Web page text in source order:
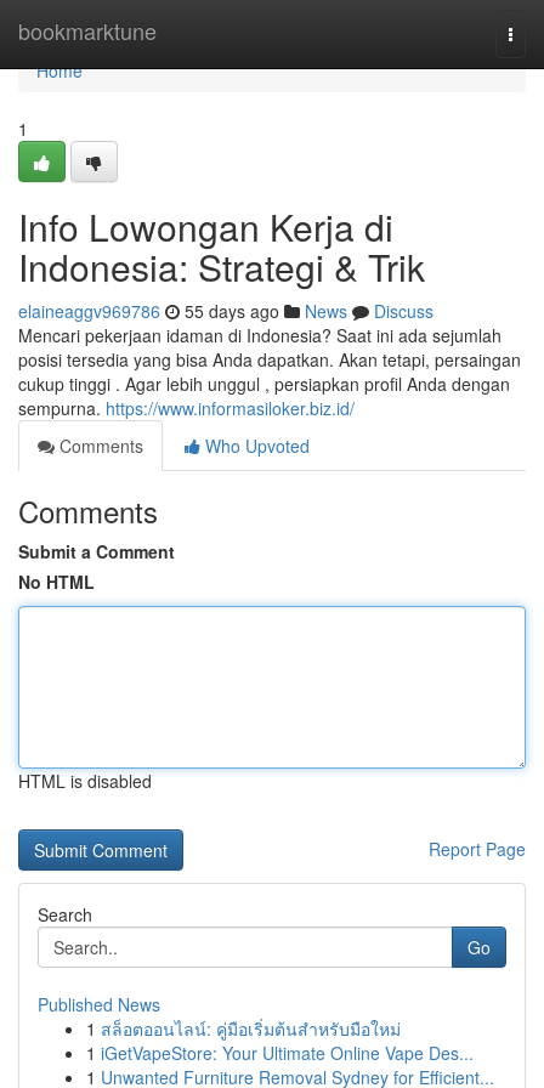
bookmarktune
Home
Home
1
Info Lowongan Kerja di
Indonesia: Strategi & Trik
elaineaggv969786 55 days ago News
Discuss
Mencari pekerjaan idaman di Indonesia? Saat ini ada sejumlah
posisi tersedia yang bisa Anda dapatkan. Akan tetapi, persaingan
cukup tinggi . Agar lebih unggul , persiapkan profil Anda dengan
sempurna. https://www.informasiloker.biz.id/
Comments
Who Upvoted
Comments
Submit a Comment
No HTML
HTML is disabled
Report Page
Search
Go
Published News
1 สล็อตออนไลน์: คู่มือเริ่มต้นสำหรับมือใหม่
1 iGetVapeStore: Your Ultimate Online Vape Des...
1 Unwanted Furniture Removal Sydney for Efficient...